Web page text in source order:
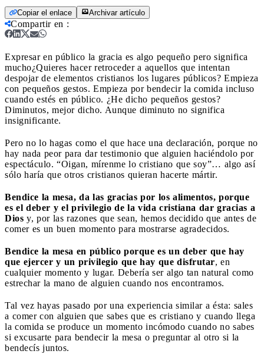
Copiar el enlace Archivar artículo
Compartir en :
Expresar en público la gracia es algo pequeño pero significa
mucho¿Quieres hacer retroceder a aquellos que intentan
despojar de elementos cristianos los lugares públicos? Empieza
con pequeños gestos. Empieza por bendecir la comida incluso
cuando estés en público. ¿He dicho pequeños gestos?
Diminutos, mejor dicho. Aunque diminuto no significa
insignificante.
Pero no lo hagas como el que hace una declaración, porque no
hay nada peor para dar testimonio que alguien haciéndolo por
espectáculo. “Oigan, mírenme lo cristiano que soy”… algo así
sólo haría que otros cristianos quieran hacerte mártir.
Bendice la mesa, da las gracias por los alimentos, porque
es el deber y el privilegio de la vida cristiana dar gracias a
Dios y, por las razones que sean, hemos decidido que antes de
comer es un buen momento para mostrarse agradecidos.
Bendice la mesa en público porque es un deber que hay
que ejercer y un privilegio que hay que disfrutar, en
cualquier momento y lugar. Debería ser algo tan natural como
estrechar la mano de alguien cuando nos encontramos.
Tal vez hayas pasado por una experiencia similar a ésta: sales
a comer con alguien que sabes que es cristiano y cuando llega
la comida se produce un momento incómodo cuando no sabes
si excusarte para bendecir la mesa o preguntar al otro si la
bendecís juntos.